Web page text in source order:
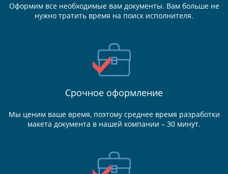
Оформим все необходимые вам документы. Вам больше не
нужно тратить время на поиск исполнителя.
Срочное оформление
Мы ценим ваше время, поэтому среднее время разработки
макета документа в нашей компании – 30 минут.